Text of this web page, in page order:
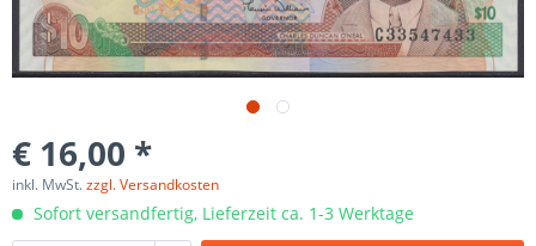
€ 16,00 *
inkl. MwSt.zzgl. Versandkosten
Sofort versandfertig, Lieferzeit ca. 1-3 Werktage